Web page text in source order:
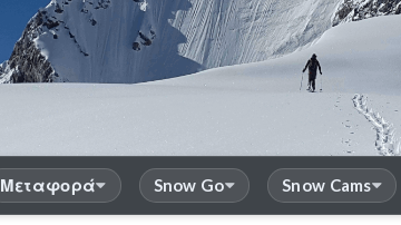
Μεταφορά Snow Go Snow Cams